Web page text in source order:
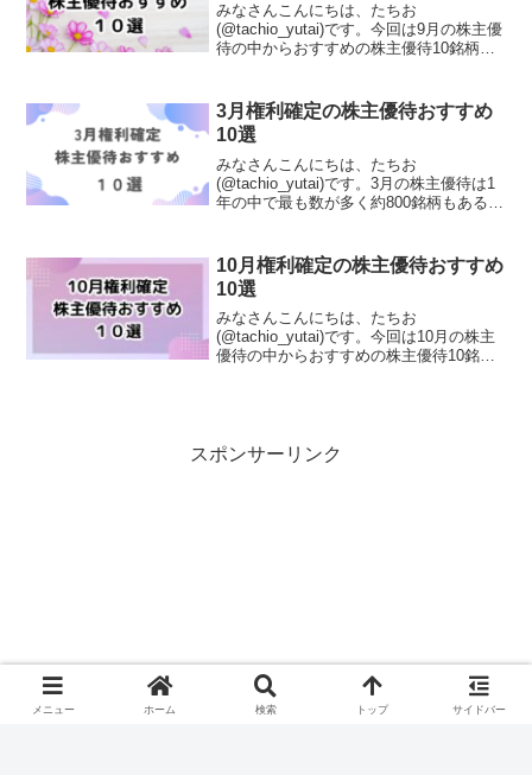
みなさんこんにちは、たちお
(@tachio_yutai)です。今回は9月の株主優
待の中からおすすめの株主優待10銘柄を
えます。300株の場合は3,300円相当、1...
3月権利確定の株主優待おすすめ
10選
みなさんこんにちは、たちお
(@tachio_yutai)です。3月の株主優待は1
年の中で最も数が多く約800銘柄もあるの
せん。そこで今回は、個人的な3月権利確
定の株主優...
10月権利確定の株主優待おすすめ
10選
みなさんこんにちは、たちお
(@tachio_yutai)です。今回は10月の株主
優待の中からおすすめの株主優待10銘柄
スポンサーリンク
メニュー ホーム 検索 トップ サイドバー